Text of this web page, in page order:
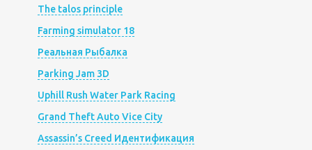
The talos principle
Farming simulator 18
Реальная Рыбалка
Parking Jam 3D
Uphill Rush Water Park Racing
Grand Theft Auto Vice City
Assassin’s Creed Идентификация